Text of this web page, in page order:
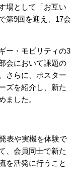
場として「お互い
第9回を迎え、17会
ー・モビリティの3
会において課題の
さらに、ポスター
ズを紹介し、新た
ました。
表や実機を体験で
、会員同士で新た
を活発に行うこと